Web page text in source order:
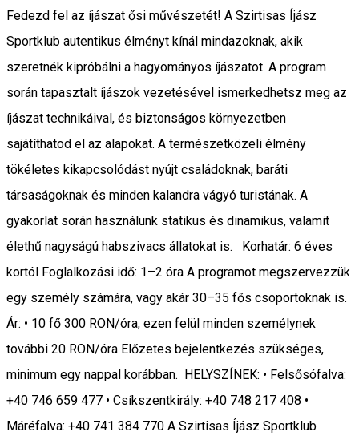
Fedezd fel az íjászat ősi művészetét! A Szirtisas Íjász
Sportklub autentikus élményt kínál mindazoknak, akik
szeretnék kipróbálni a hagyományos íjászatot. A program
során tapasztalt íjászok vezetésével ismerkedhetsz meg az
íjászat technikáival, és biztonságos környezetben
sajátíthatod el az alapokat. A természetközeli élmény
tökéletes kikapcsolódást nyújt családoknak, baráti
társaságoknak és minden kalandra vágyó turistának. A
gyakorlat során használunk statikus és dinamikus, valamit
élethű nagyságú habszivacs állatokat is. Korhatár: 6 éves
kortól Foglalkozási idő: 1–2 óra A programot megszervezzük
egy személy számára, vagy akár 30–35 fős csoportoknak is.
Ár: • 10 fő 300 RON/óra, ezen felül minden személynek
további 20 RON/óra Előzetes bejelentkezés szükséges,
minimum egy nappal korábban. HELYSZÍNEK: • Felsősófalva:
+40 746 659 477 • Csíkszentkirály: +40 748 217 408 •
Máréfalva: +40 741 384 770 A Szirtisas Íjász Sportklub